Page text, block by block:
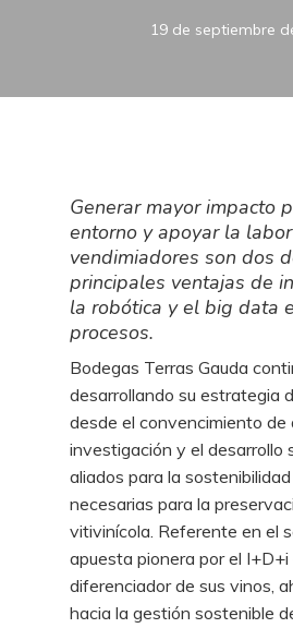
19 de septiembre
Generar mayor impacto
entorno y apoyar la
vendimiadores son dos
principales ventajas de
la robótica y el big data
procesos.
Bodegas Terras Gauda
desarrollando su estrategia
desde el convencimiento de
investigación y el desarrollo
aliados para la
necesarias para la
vitivinícola. Referente en el
apuesta pionera por el
diferenciador de sus vinos,
hacia la gestión sostenible